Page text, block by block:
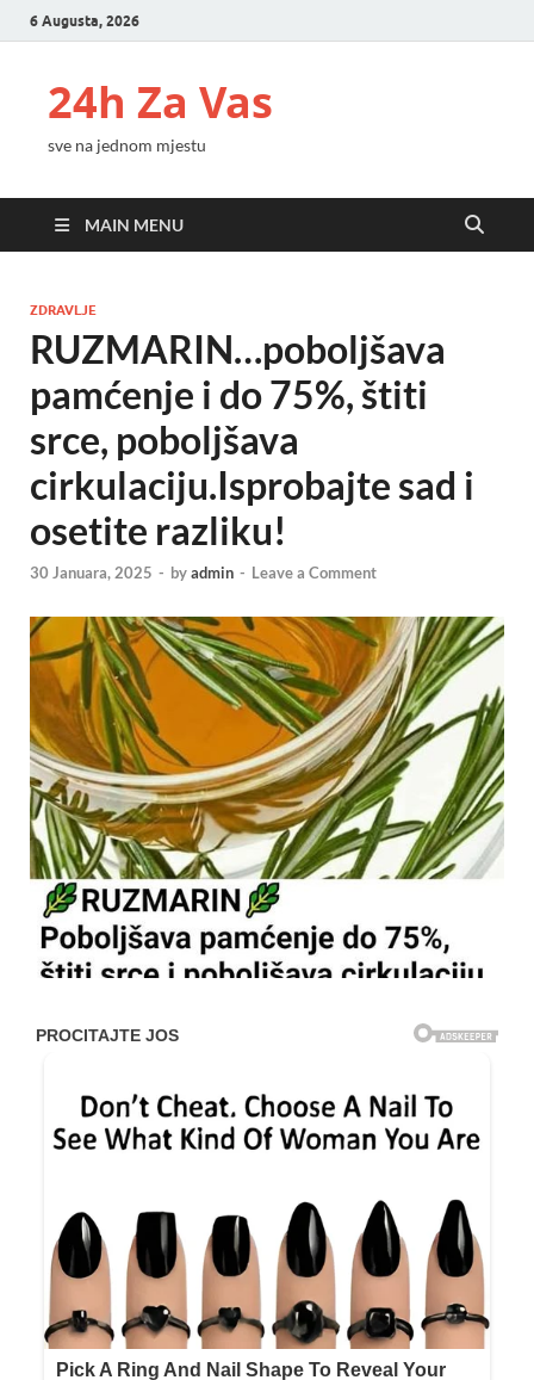
6 Augusta, 2026
24h Za Vas
sve na jednom mjestu
MAIN MENU
ZDRAVLJE
RUZMARIN…poboljšava
pamćenje i do 75%, štiti
srce, poboljšava
cirkulaciju.Isprobajte sad i
osetite razliku!
30 Januara, 2025 - byadmin - Leave a Comment